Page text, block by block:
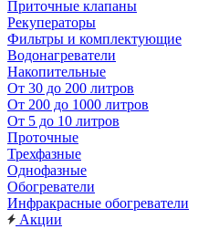
Приточные клапаны
Рекуператоры
Фильтры и комплектующие
Водонагреватели
Накопительные
От 30 до 200 литров
От 200 до 1000 литров
От 5 до 10 литров
Проточные
Трехфазные
Однофазные
Обогреватели
Инфракрасные обогреватели
Акции